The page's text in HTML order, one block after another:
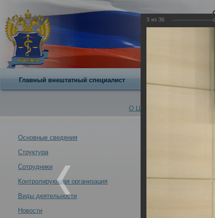
Главный внештатный специалист
О Центре -
Об участии сотрудников ФГБУ «РЦСМЭ» Минздрава
Основные сведения
Структура
Сотрудники
Контролирующая организация
Виды деятельности
Новости
Об участии
вопросы
3 из 36